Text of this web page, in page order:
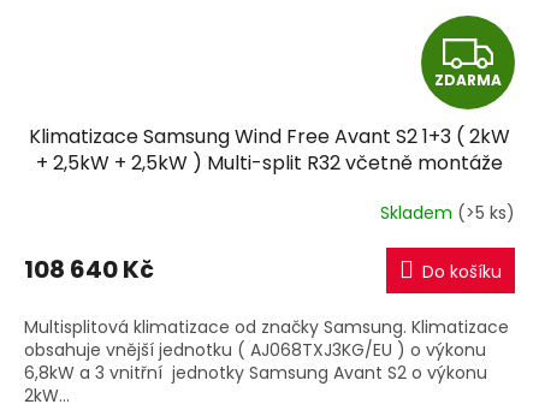
Z
D
A
R
M
A
ZDARMA
Klimatizace Samsung Wind Free Avant S2 1+3 ( 2kW
+ 2,5kW + 2,5kW ) Multi-split R32 včetně montáže
Skladem (>5 ks)
108 640 Kč Do košíku
Multisplitová klimatizace od značky Samsung. Klimatizace
obsahuje vnější jednotku ( AJ068TXJ3KG/EU ) o výkonu
6,8kW a 3 vnitřní jednotky Samsung Avant S2 o výkonu
2kW...